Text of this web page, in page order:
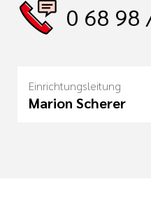
0 68 98
Einrichtungsleitung
Marion Scherer